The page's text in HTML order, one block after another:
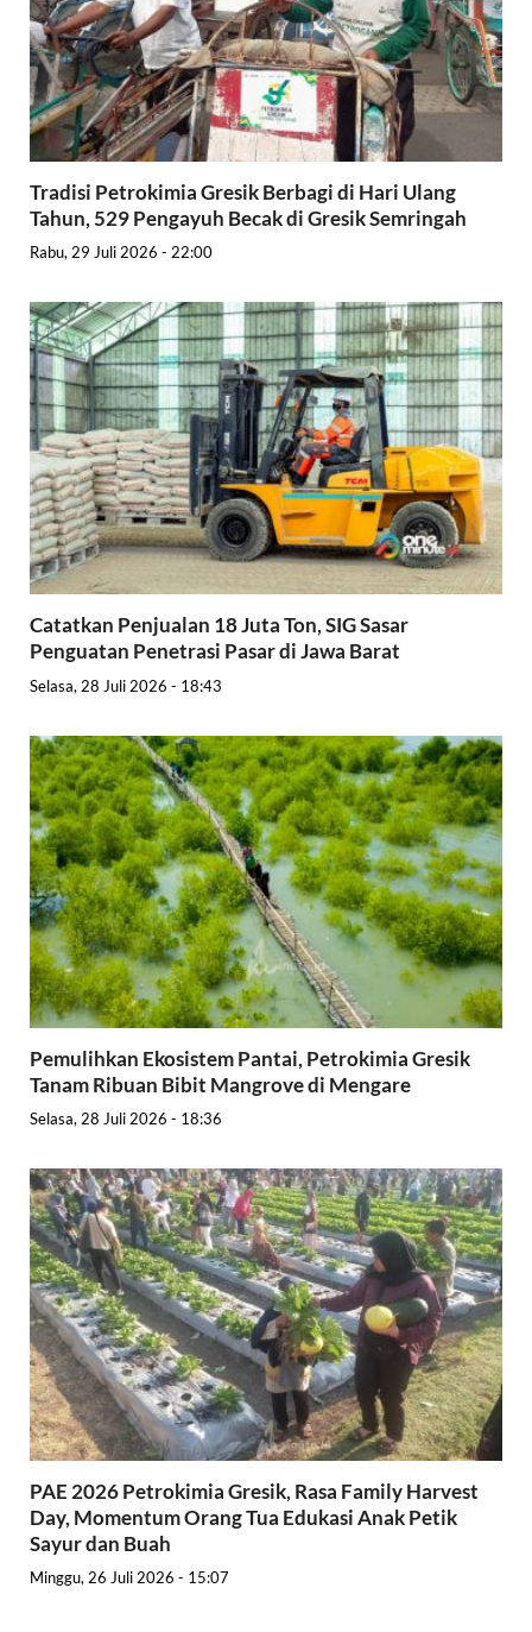
Tradisi Petrokimia Gresik Berbagi di Hari Ulang
Tahun, 529 Pengayuh Becak di Gresik Semringah
Rabu, 29 Juli 2026 - 22:00
Catatkan Penjualan 18 Juta Ton, SIG Sasar
Penguatan Penetrasi Pasar di Jawa Barat
Selasa, 28 Juli 2026 - 18:43
Pemulihkan Ekosistem Pantai, Petrokimia Gresik
Tanam Ribuan Bibit Mangrove di Mengare
Selasa, 28 Juli 2026 - 18:36
PAE 2026 Petrokimia Gresik, Rasa Family Harvest
Day, Momentum Orang Tua Edukasi Anak Petik
Sayur dan Buah
Minggu, 26 Juli 2026 - 15:07